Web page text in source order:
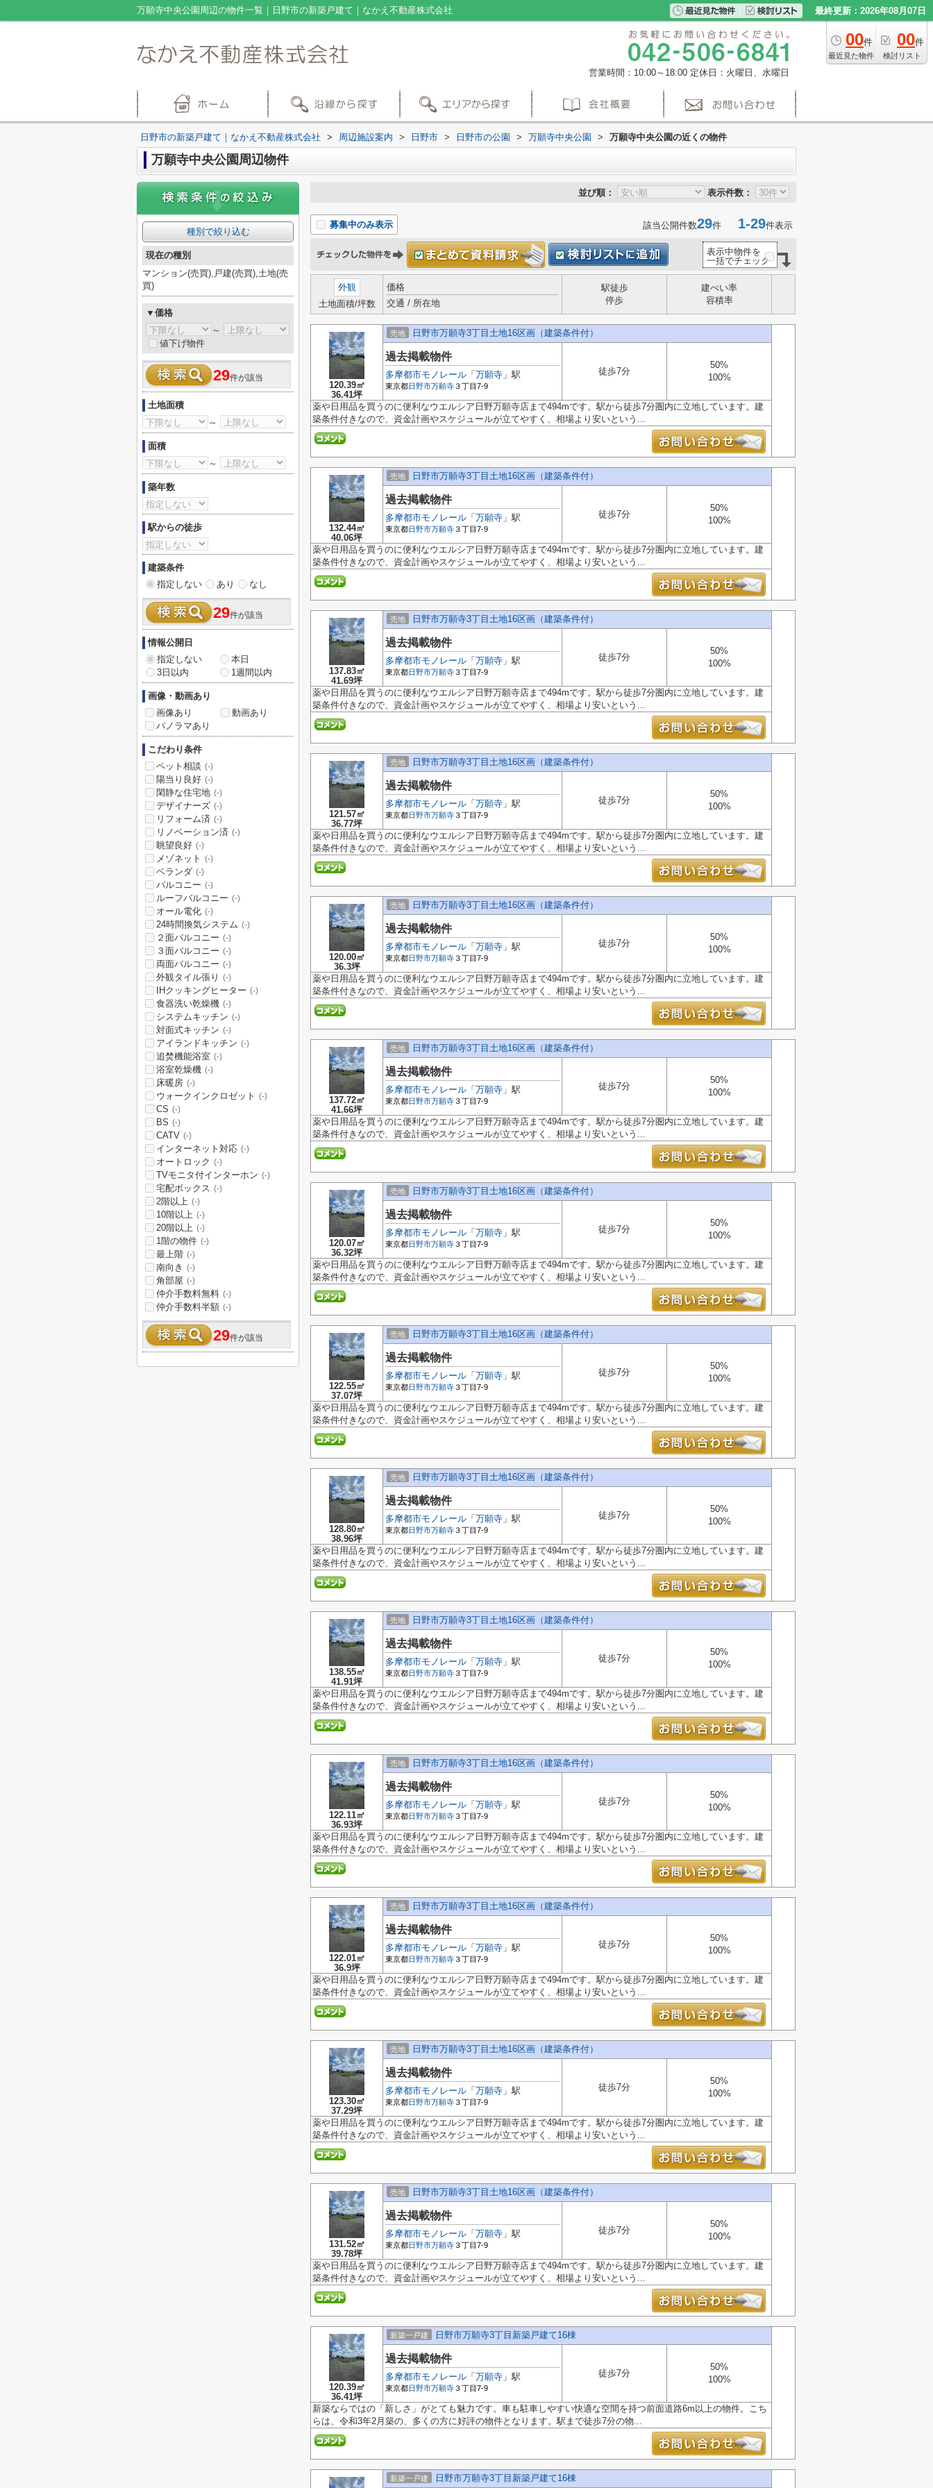
万願寺中央公園周辺の物件一覧｜日野市の新築戸建て｜なかえ不動産株式会社 最終更新：2026年08月07日
00件
最近見た物件
00件
検討リスト
営業時間：10:00～18:00 定休日：火曜日、水曜日
日野市の新築戸建て｜なかえ不動産株式会社 > 周辺施設案内 > 日野市 > 日野市の公園 > 万願寺中央公園 > 万願寺中央公園の近くの物件
万願寺中央公園周辺物件
並び順： 表示件数：
募集中のみ表示 該当公開件数29件 1-29件表示
表示中物件を
一括でチェック
外観
土地面積/坪数
価格
交通 / 所在地
駅徒歩
停歩
建ぺい率
容積率
120.39㎡
36.41坪
売地 日野市万願寺3丁目土地16区画（建築条件付）
過去掲載物件
多摩都市モノレール 「 万願寺 」駅
東京都日野市万願寺３丁目7-9
徒歩7分
50%
100%
薬や日用品を買うのに便利なウエルシア日野万願寺店まで494mです。駅から徒歩7分圏内に立地しています。建
築条件付きなので、資金計画やスケジュールが立てやすく、相場より安いという...
132.44㎡
40.06坪
売地 日野市万願寺3丁目土地16区画（建築条件付）
過去掲載物件
多摩都市モノレール 「 万願寺 」駅
東京都日野市万願寺３丁目7-9
徒歩7分
50%
100%
薬や日用品を買うのに便利なウエルシア日野万願寺店まで494mです。駅から徒歩7分圏内に立地しています。建
築条件付きなので、資金計画やスケジュールが立てやすく、相場より安いという...
137.83㎡
41.69坪
売地 日野市万願寺3丁目土地16区画（建築条件付）
過去掲載物件
多摩都市モノレール 「 万願寺 」駅
東京都日野市万願寺３丁目7-9
徒歩7分
50%
100%
薬や日用品を買うのに便利なウエルシア日野万願寺店まで494mです。駅から徒歩7分圏内に立地しています。建
築条件付きなので、資金計画やスケジュールが立てやすく、相場より安いという...
121.57㎡
36.77坪
売地 日野市万願寺3丁目土地16区画（建築条件付）
過去掲載物件
多摩都市モノレール 「 万願寺 」駅
東京都日野市万願寺３丁目7-9
徒歩7分
50%
100%
薬や日用品を買うのに便利なウエルシア日野万願寺店まで494mです。駅から徒歩7分圏内に立地しています。建
築条件付きなので、資金計画やスケジュールが立てやすく、相場より安いという...
120.00㎡
36.3坪
売地 日野市万願寺3丁目土地16区画（建築条件付）
過去掲載物件
多摩都市モノレール 「 万願寺 」駅
東京都日野市万願寺３丁目7-9
徒歩7分
50%
100%
薬や日用品を買うのに便利なウエルシア日野万願寺店まで494mです。駅から徒歩7分圏内に立地しています。建
築条件付きなので、資金計画やスケジュールが立てやすく、相場より安いという...
137.72㎡
41.66坪
売地 日野市万願寺3丁目土地16区画（建築条件付）
過去掲載物件
多摩都市モノレール 「 万願寺 」駅
東京都日野市万願寺３丁目7-9
徒歩7分
50%
100%
薬や日用品を買うのに便利なウエルシア日野万願寺店まで494mです。駅から徒歩7分圏内に立地しています。建
築条件付きなので、資金計画やスケジュールが立てやすく、相場より安いという...
120.07㎡
36.32坪
売地 日野市万願寺3丁目土地16区画（建築条件付）
過去掲載物件
多摩都市モノレール 「 万願寺 」駅
東京都日野市万願寺３丁目7-9
徒歩7分
50%
100%
薬や日用品を買うのに便利なウエルシア日野万願寺店まで494mです。駅から徒歩7分圏内に立地しています。建
築条件付きなので、資金計画やスケジュールが立てやすく、相場より安いという...
122.55㎡
37.07坪
売地 日野市万願寺3丁目土地16区画（建築条件付）
過去掲載物件
多摩都市モノレール 「 万願寺 」駅
東京都日野市万願寺３丁目7-9
徒歩7分
50%
100%
薬や日用品を買うのに便利なウエルシア日野万願寺店まで494mです。駅から徒歩7分圏内に立地しています。建
築条件付きなので、資金計画やスケジュールが立てやすく、相場より安いという...
128.80㎡
38.96坪
売地 日野市万願寺3丁目土地16区画（建築条件付）
過去掲載物件
多摩都市モノレール 「 万願寺 」駅
東京都日野市万願寺３丁目7-9
徒歩7分
50%
100%
薬や日用品を買うのに便利なウエルシア日野万願寺店まで494mです。駅から徒歩7分圏内に立地しています。建
築条件付きなので、資金計画やスケジュールが立てやすく、相場より安いという...
138.55㎡
41.91坪
売地 日野市万願寺3丁目土地16区画（建築条件付）
過去掲載物件
多摩都市モノレール 「 万願寺 」駅
東京都日野市万願寺３丁目7-9
徒歩7分
50%
100%
薬や日用品を買うのに便利なウエルシア日野万願寺店まで494mです。駅から徒歩7分圏内に立地しています。建
築条件付きなので、資金計画やスケジュールが立てやすく、相場より安いという...
122.11㎡
36.93坪
売地 日野市万願寺3丁目土地16区画（建築条件付）
過去掲載物件
多摩都市モノレール 「 万願寺 」駅
東京都日野市万願寺３丁目7-9
徒歩7分
50%
100%
薬や日用品を買うのに便利なウエルシア日野万願寺店まで494mです。駅から徒歩7分圏内に立地しています。建
築条件付きなので、資金計画やスケジュールが立てやすく、相場より安いという...
122.01㎡
36.9坪
売地 日野市万願寺3丁目土地16区画（建築条件付）
過去掲載物件
多摩都市モノレール 「 万願寺 」駅
東京都日野市万願寺３丁目7-9
徒歩7分
50%
100%
薬や日用品を買うのに便利なウエルシア日野万願寺店まで494mです。駅から徒歩7分圏内に立地しています。建
築条件付きなので、資金計画やスケジュールが立てやすく、相場より安いという...
123.30㎡
37.29坪
売地 日野市万願寺3丁目土地16区画（建築条件付）
過去掲載物件
多摩都市モノレール 「 万願寺 」駅
東京都日野市万願寺３丁目7-9
徒歩7分
50%
100%
薬や日用品を買うのに便利なウエルシア日野万願寺店まで494mです。駅から徒歩7分圏内に立地しています。建
築条件付きなので、資金計画やスケジュールが立てやすく、相場より安いという...
131.52㎡
39.78坪
売地 日野市万願寺3丁目土地16区画（建築条件付）
過去掲載物件
多摩都市モノレール 「 万願寺 」駅
東京都日野市万願寺３丁目7-9
徒歩7分
50%
100%
薬や日用品を買うのに便利なウエルシア日野万願寺店まで494mです。駅から徒歩7分圏内に立地しています。建
築条件付きなので、資金計画やスケジュールが立てやすく、相場より安いという...
120.39㎡
36.41坪
新築一戸建 日野市万願寺3丁目新築戸建て16棟
過去掲載物件
多摩都市モノレール 「 万願寺 」駅
東京都日野市万願寺３丁目7-9
徒歩7分
50%
100%
新築ならではの「新しさ」がとても魅力です。車も駐車しやすい快適な空間を持つ前面道路6m以上の物件。こち
らは、令和3年2月築の、多くの方に好評の物件となります。駅まで徒歩7分の物...
新築一戸建 日野市万願寺3丁目新築戸建て16棟
種別で絞り込む
現在の種別
マンション(売買),戸建(売買),土地(売
買)
▼価格
～
値下げ物件
29件が該当
土地面積
～
面積
～
築年数
駅からの徒歩
建築条件
指定しない
あり なし
29件が該当
情報公開日
指定しない
本日
3日以内
1週間以内
画像・動画あり
画像あり
動画あり
パノラマあり
こだわり条件
ペット相談 (-)
陽当り良好 (-)
閑静な住宅地 (-)
デザイナーズ (-)
リフォーム済 (-)
リノベーション済 (-)
眺望良好 (-)
メゾネット (-)
ベランダ (-)
バルコニー (-)
ルーフバルコニー (-)
オール電化 (-)
24時間換気システム (-)
２面バルコニー (-)
３面バルコニー (-)
両面バルコニー (-)
外観タイル張り (-)
IHクッキングヒーター (-)
食器洗い乾燥機 (-)
システムキッチン (-)
対面式キッチン (-)
アイランドキッチン (-)
追焚機能浴室 (-)
浴室乾燥機 (-)
床暖房 (-)
ウォークインクロゼット (-)
CS (-)
BS (-)
CATV (-)
インターネット対応 (-)
オートロック (-)
TVモニタ付インターホン (-)
宅配ボックス (-)
2階以上 (-)
10階以上 (-)
20階以上 (-)
1階の物件 (-)
最上階 (-)
南向き (-)
角部屋 (-)
仲介手数料無料 (-)
仲介手数料半額 (-)
29件が該当